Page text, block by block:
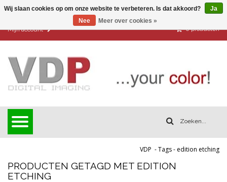
Mijn account 0 producten
VDP -Tags- edition etching
PRODUCTEN GETAGD MET EDITION
ETCHING
Wij slaan cookies op om onze website te verbeteren. Is dat akkoord?
Ja
Nee
Meer over cookies »